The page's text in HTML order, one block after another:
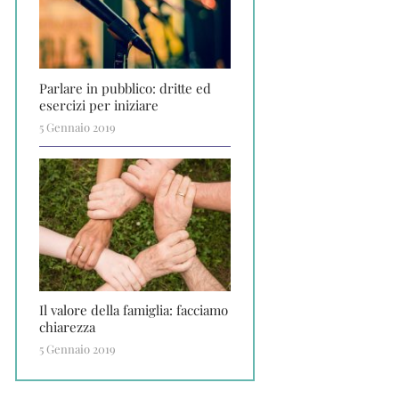
Parlare in pubblico: dritte ed
esercizi per iniziare
5 Gennaio 2019
Il valore della famiglia: facciamo
chiarezza
5 Gennaio 2019